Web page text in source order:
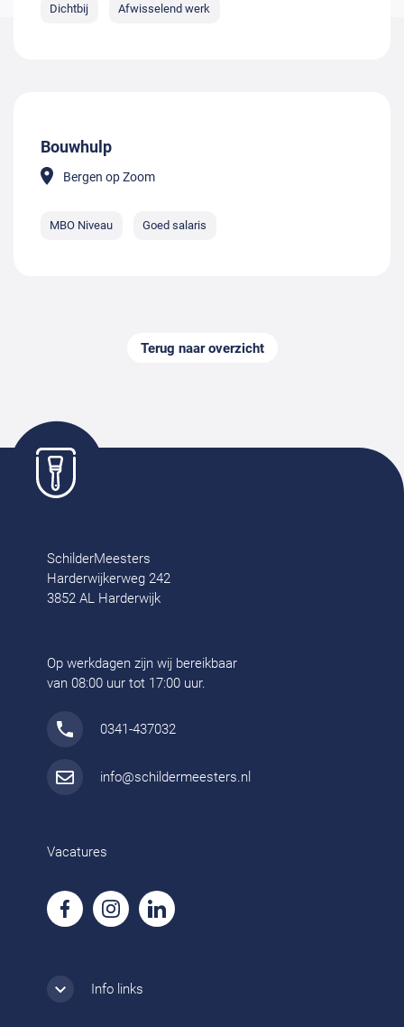
Dichtbij Afwisselend werk
Bouwhulp
Bergen op Zoom
MBO Niveau Goed salaris
Terug naar overzicht
SchilderMeesters
Harderwijkerweg 242
3852 AL Harderwijk
Op werkdagen zijn wij bereikbaar
van 08:00 uur tot 17:00 uur.
0341-437032
info@schildermeesters.nl
Vacatures
Info links